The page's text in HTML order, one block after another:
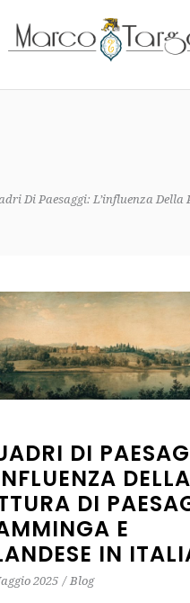
Di Paesaggi: L’influenza
DI
DELLA
DI
E
IN
2025 Blog